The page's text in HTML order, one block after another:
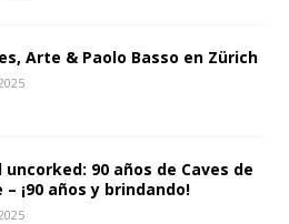
Arte & Paolo Basso en Zürich
90 años de Caves de
– ¡90 años y brindando!